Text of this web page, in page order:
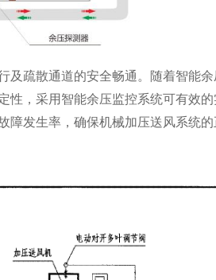
及疏散通道的安全畅通。随着智能
，采用智能余压监控系统可有效
障发生率，确保机械加压送风系统